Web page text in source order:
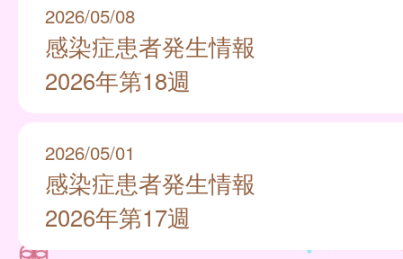
2026/05/08
感染症患者発生情報
2026年第18週
2026/05/01
感染症患者発生情報
2026年第17週